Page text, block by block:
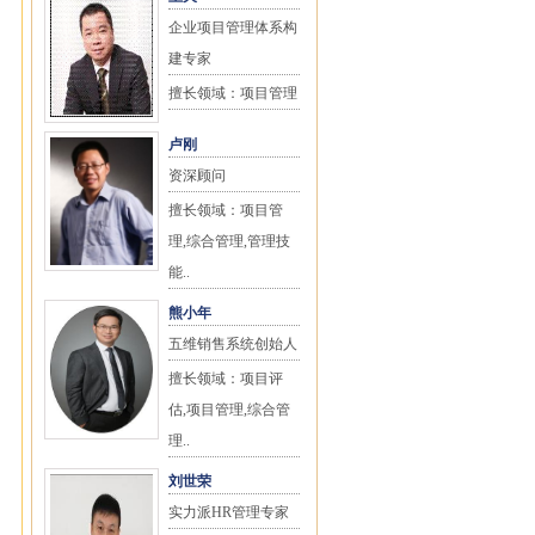
企业项目管理体系构
建专家
擅长领域：项目管理
卢刚
资深顾问
擅长领域：项目管
理,综合管理,管理技
能..
熊小年
五维销售系统创始人
擅长领域：项目评
估,项目管理,综合管
理..
刘世荣
实力派HR管理专家